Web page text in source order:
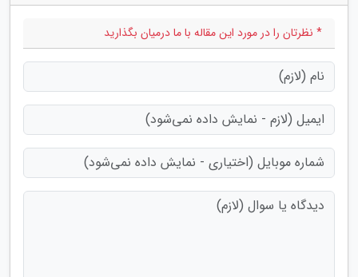
* نظرتان را در مورد این مقاله با ما درمیان بگذارید